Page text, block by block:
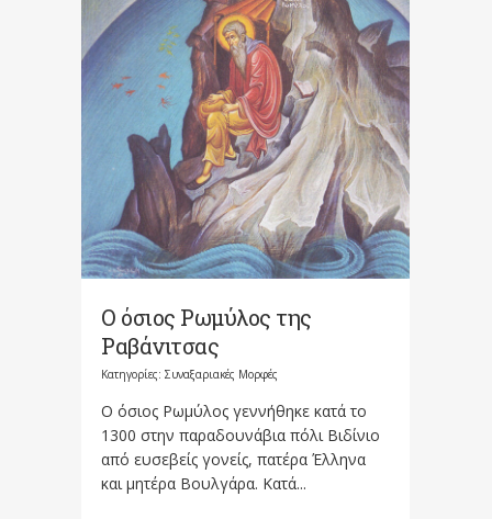
Ο όσιος Ρωμύλος της
Ραβάνιτσας
Κατηγορίες: Συναξαριακές Μορφές
Ο όσιος Ρωμύλος γεννήθηκε κατά το
1300 στην παραδουνάβια πόλι Βιδίνιο
από ευσεβείς γονείς, πατέρα Έλληνα
και μητέρα Βουλγάρα. Κατά...